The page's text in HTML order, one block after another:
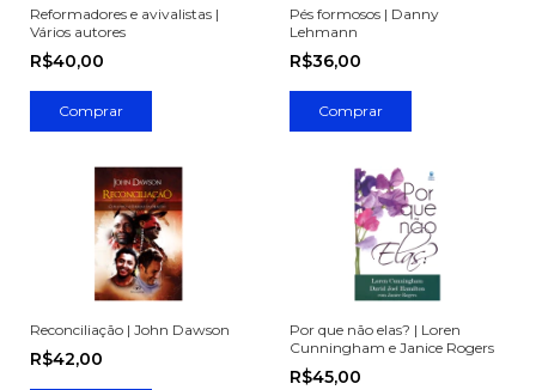
Reformadores e avivalistas |
Vários autores
R$40,00
Pés formosos | Danny
Lehmann
R$36,00
Reconciliação | John Dawson
R$42,00
Por que não elas? | Loren
Cunningham e Janice Rogers
R$45,00